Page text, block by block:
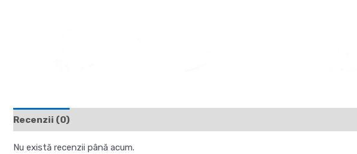
Recenzii (0)
Nu există recenzii până acum.